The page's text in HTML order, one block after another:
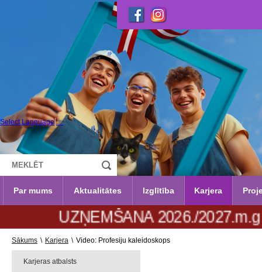
Select Language ▼
Par mums Aktualitātes Izglītība Karjera
2026./2027.m.g. no 29.
Sākums \ Karjera \ Video: Profesiju kaleidoskops
Karjeras atbalsts